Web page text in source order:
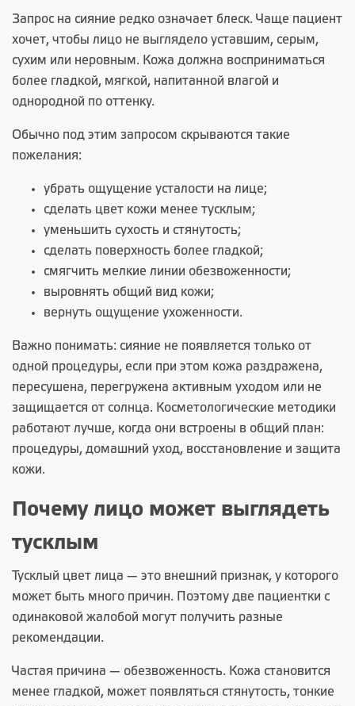
Запрос на сияние редко означает блеск. Чаще пациент
хочет, чтобы лицо не выглядело уставшим, серым,
сухим или неровным. Кожа должна восприниматься
более гладкой, мягкой, напитанной влагой и
однородной по оттенку.
Обычно под этим запросом скрываются такие
пожелания:
убрать ощущение усталости на лице;
сделать цвет кожи менее тусклым;
уменьшить сухость и стянутость;
сделать поверхность более гладкой;
смягчить мелкие линии обезвоженности;
выровнять общий вид кожи;
вернуть ощущение ухоженности.
Важно понимать: сияние не появляется только от
одной процедуры, если при этом кожа раздражена,
пересушена, перегружена активным уходом или не
защищается от солнца. Косметологические методики
работают лучше, когда они встроены в общий план:
процедуры, домашний уход, восстановление и защита
кожи.
Почему лицо может выглядеть
тусклым
Тусклый цвет лица — это внешний признак, у которого
может быть много причин. Поэтому две пациентки с
одинаковой жалобой могут получить разные
рекомендации.
Частая причина — обезвоженность. Кожа становится
менее гладкой, может появляться стянутость, тонкие